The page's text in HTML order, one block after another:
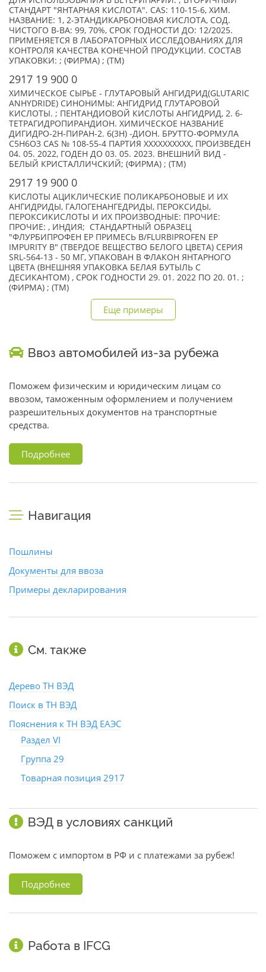
СТАНДАРТ "ЯНТАРНАЯ КИСЛОТА". CAS: 110-15-6, ХИМ.
НАЗВАНИЕ: 1, 2-ЭТАНДИКАРБОНОВАЯ КИСЛОТА, СОД.
ЧИСТОГО В-ВА: 99, 70%, СРОК ГОДНОСТИ ДО: 12/2025.
ПРИМЕНЯЕТСЯ В ЛАБОРАТОРНЫХ ИССЛЕДОВАНИЯХ ДЛЯ
КОНТРОЛЯ КАЧЕСТВА КОНЕЧНОЙ ПРОДУКЦИИ. СОСТАВ
УПАКОВКИ: ; (ФИРМА) ; (TM)
2917 19 900 0
ХИМИЧЕСКОЕ СЫРЬЕ - ГЛУТАРОВЫЙ АНГИДРИД(GLUTARIC
ANHYDRIDE) СИНОНИМЫ: АНГИДРИД ГЛУТАРОВОЙ
КИСЛОТЫ. ; ПЕНТАНДИОВОЙ КИСЛОТЫ АНГИДРИД, 2. 6-
ТЕТРАГИДРОПИРАНДИОН. ХИМИЧЕСКОЕ НАЗВАНИЕ
ДИГИДРО-2Н-ПИРАН-2. 6(3Н) -ДИОН. БРУТТО-ФОРМУЛА
С5Н6О3 CAS № 108-55-4 ПАРТИЯ XXXXXXXXXX, ПРОИЗВЕДЕН
04. 05. 2022, ГОДЕН ДО 03. 05. 2023. ВНЕШНИЙ ВИД -
БЕЛЫЙ КРИСТАЛЛИЧСКИЙ; (ФИРМА) ; (TM)
2917 19 900 0
КИСЛОТЫ АЦИКЛИЧЕСКИЕ ПОЛИКАРБОНОВЫЕ И ИХ
АНГИДРИДЫ, ГАЛОГЕНАНГЕДРИДЫ, ПЕРОКСИДЫ,
ПЕРОКСИКИСЛОТЫ И ИХ ПРОИЗВОДНЫЕ: ПРОЧИЕ:
ПРОЧИЕ: , ИНДИЯ; СТАНДАРТНЫЙ ОБРАЗЕЦ
"ФЛУРБИПРОФЕН EP ПРИМЕСЬ B/FLURBIPROFEN EP
IMPURITY B" (ТВЕРДОЕ ВЕЩЕСТВО БЕЛОГО ЦВЕТА) СЕРИЯ
SRL-564-13 - 50 МГ, УПАКОВАН В ФЛАКОН ЯНТАРНОГО
ЦВЕТА (ВНЕШНЯЯ УПАКОВКА БЕЛАЯ БУТЫЛЬ С
ДЕСИКАНТОМ) , СРОК ГОДНОСТИ 29. 01. 2022 ПО 20. 01. ;
(ФИРМА) ; (TM)
Еще примеры
Ввоз автомобилей из-за рубежа
Поможем физическим и юридическим лицам со
ввозом, таможенным оформлением и получением
разрешительных документов на транспортные
средства.
Подробнее
Навигация
Пошлины
Документы для ввоза
Примеры декларирования
См. также
Дерево ТН ВЭД
Поиск в ТН ВЭД
Пояснения к ТН ВЭД ЕАЭС
Раздел VI
Группа 29
Товарная позиция 2917
ВЭД в условиях санкций
Поможем с импортом в РФ и с платежами за рубеж!
Подробнее
Работа в IFCG